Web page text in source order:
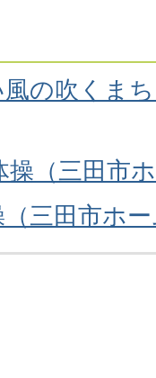
風の吹くま
操（三田市
三田市ホ